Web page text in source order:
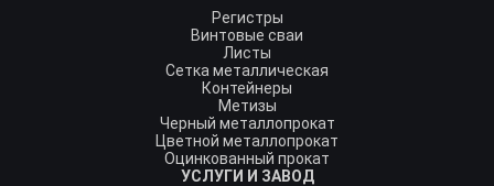
Регистры
Винтовые сваи
Листы
Сетка металлическая
Контейнеры
Метизы
Черный металлопрокат
Цветной металлопрокат
Оцинкованный прокат
УСЛУГИ И ЗАВОД